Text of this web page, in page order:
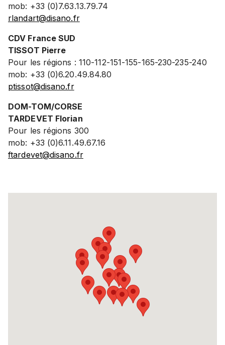
mob: +33 (0)7.63.13.79.74
rlandart@disano.fr
CDV France SUD
TISSOT Pierre
Pour les régions : 110-112-151-155-165-230-235-240
mob: +33 (0)6.20.49.84.80
ptissot@disano.fr
DOM-TOM/CORSE
TARDEVET Florian
Pour les régions 300
mob: +33 (0)6.11.49.67.16
ftardevet@disano.fr